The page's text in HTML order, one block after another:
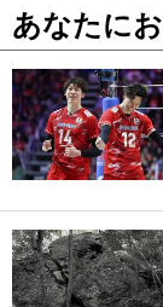
あなたに